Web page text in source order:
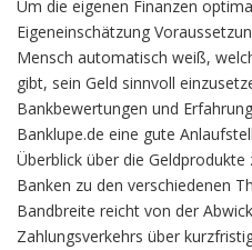
Um die eigenen Finanzen
Eigeneinschätzung
Mensch automatisch weiß,
gibt, sein Geld sinnvoll
Bankbewertungen und
Banklupe.de eine gute
Überblick über die
Banken zu den verschiedenen
Bandbreite reicht von der
Zahlungsverkehrs über